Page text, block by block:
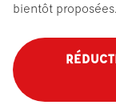
bientôt proposées.